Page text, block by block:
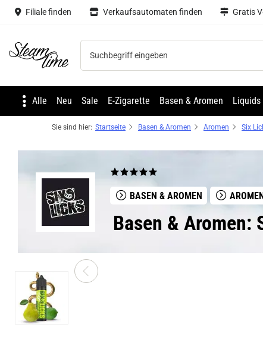
Filiale finden Verkaufsautomaten finden Gratis
Steam time
Alle Neu Sale E-Zigarette Basen & Aromen Liquids
Sie sind hier: Startseite Basen & Aromen Aromen Six
BASEN & AROMEN
Basen & Aromen: